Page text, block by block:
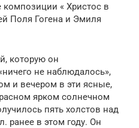
композиции « Христос в
Поля Гогена и Эмиля
которую он
не наблюдалось»,
и вечером в эти ясные,
ярком солнечном
пять холстов над
ранее в этом году. Он